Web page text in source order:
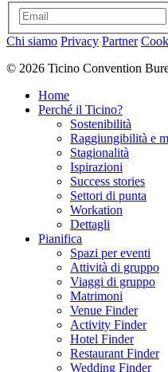
Chi siamo Privacy Partner
© 2026 Ticino Convention
Home
Perché il Ticino?
Sostenibilità
Raggiungibilità e
Stagionalità
Ispirazioni
Success stories
Settori di punta
Workation
Dettagli
Pianifica
Spazi per eventi
Attività di gruppo
Viaggi di gruppo
Matrimoni
Venue Finder
Activity Finder
Hotel Finder
Restaurant Finder
Wedding Finder